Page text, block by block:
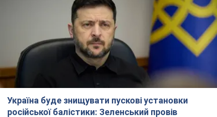
Глава держави заявив, що установки будуть атаковані
125,9 т.
У липні армія РФ втратила рекордну кількість
БпЛА, човнів і катерів: в Міноборони
оприлюднили статистику
Минулого місяця також зросли втрати РФ у живій силі, танках
та кількість уражень на великій відстані